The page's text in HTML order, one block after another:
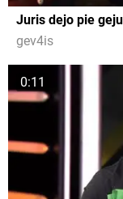
Juris dejo pie
gev4is
0:11